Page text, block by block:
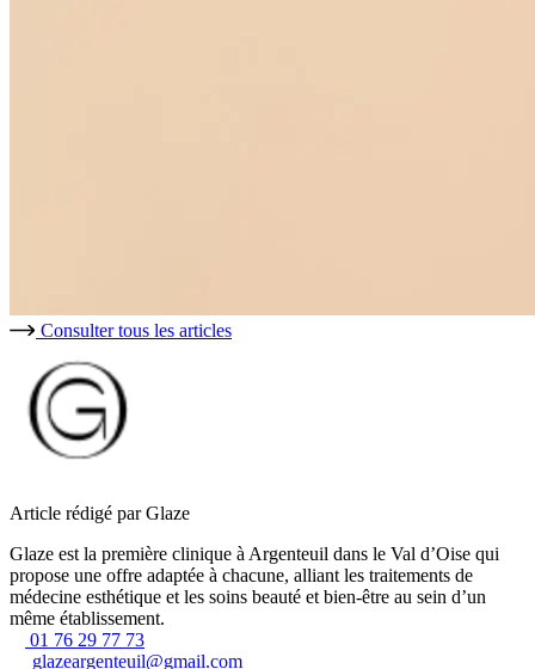
Consulter tous les articles
Article rédigé par Glaze
Glaze est la première clinique à Argenteuil dans le Val d’Oise qui
propose une offre adaptée à chacune, alliant les traitements de
médecine esthétique et les soins beauté et bien-être au sein d’un
même établissement.
01 76 29 77 73
glazeargenteuil@gmail.com